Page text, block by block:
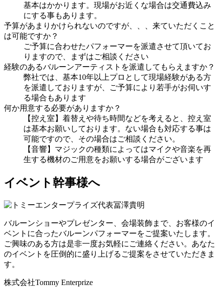
基本はかかります。現場がお近くな場合は交通費込み
にする事もあります。
予算があまりかけられないのですが、、、来ていただくこと
は可能ですか？
ご予算に合わせたパフォーマーを派遣させて頂いてお
りますので、まずはご相談ください
経験のあるバルーンアーティストを派遣してもらえますか？
弊社では、基本10年以上プロとして現場経験がある方
を派遣しておりますが、ご予算により若手がお伺いす
る場合もあります
何か用意する必要がありますか？
【控え室】着替えや待ち時間などを考えると、控え室
は基本お願いしております。ない場合も対応する事は
可能ですので、その場合はご相談ください。
【音響】マジックの種類によってはマイクや音楽を再
生する機材のご用意をお願いする場合がございます
イベント幹事様へ
バルーンショーやプレゼンター、会場装飾まで、お客様のイ
ベントに合ったバルーンパフォーマーをご提案いたします。
ご興味のある方は是非一度お気軽にご連絡ください。あなた
のイベントを圧倒的に盛り上げるご提案をさせていただきま
す。
株式会社Tommy Enterprize